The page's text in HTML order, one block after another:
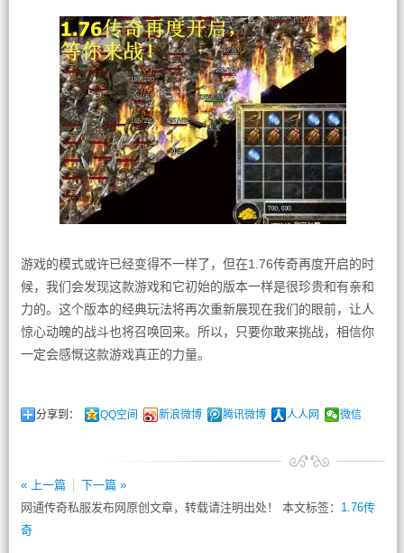
游戏的模式或许已经变得不一样了，但在1.76传奇再度开启的时
候，我们会发现这款游戏和它初始的版本一样是很珍贵和有亲和
力的。这个版本的经典玩法将再次重新展现在我们的眼前，让人
惊心动魄的战斗也将召唤回来。所以，只要你敢来挑战，相信你
一定会感慨这款游戏真正的力量。
分享到： QQ空间 新浪微博 腾讯微博 人人网 微信
« 上一篇
下一篇 »
网通传奇私服发布网原创文章，转载请注明出处！ 本文标签： 1.76传
奇